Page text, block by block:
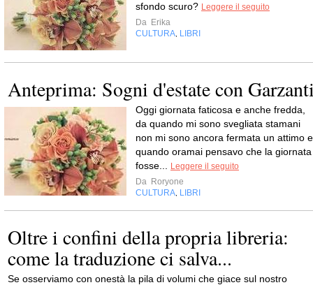
sfondo scuro? Leggere il seguito
Da Erika
CULTURA LIBRI
Anteprima: Sogni d'estate con
Oggi giornata faticosa e anche fredda,
da quando mi sono svegliata stamani
non mi sono ancora fermata un attimo e
quando oramai pensavo che la giornata
fosse...
Leggere il seguito
Da Roryone
CULTURA LIBRI
Oltre i confini della propria libreria:
come la traduzione ci salva...
Se osserviamo con onestà la pila di volumi che giace sul nostro